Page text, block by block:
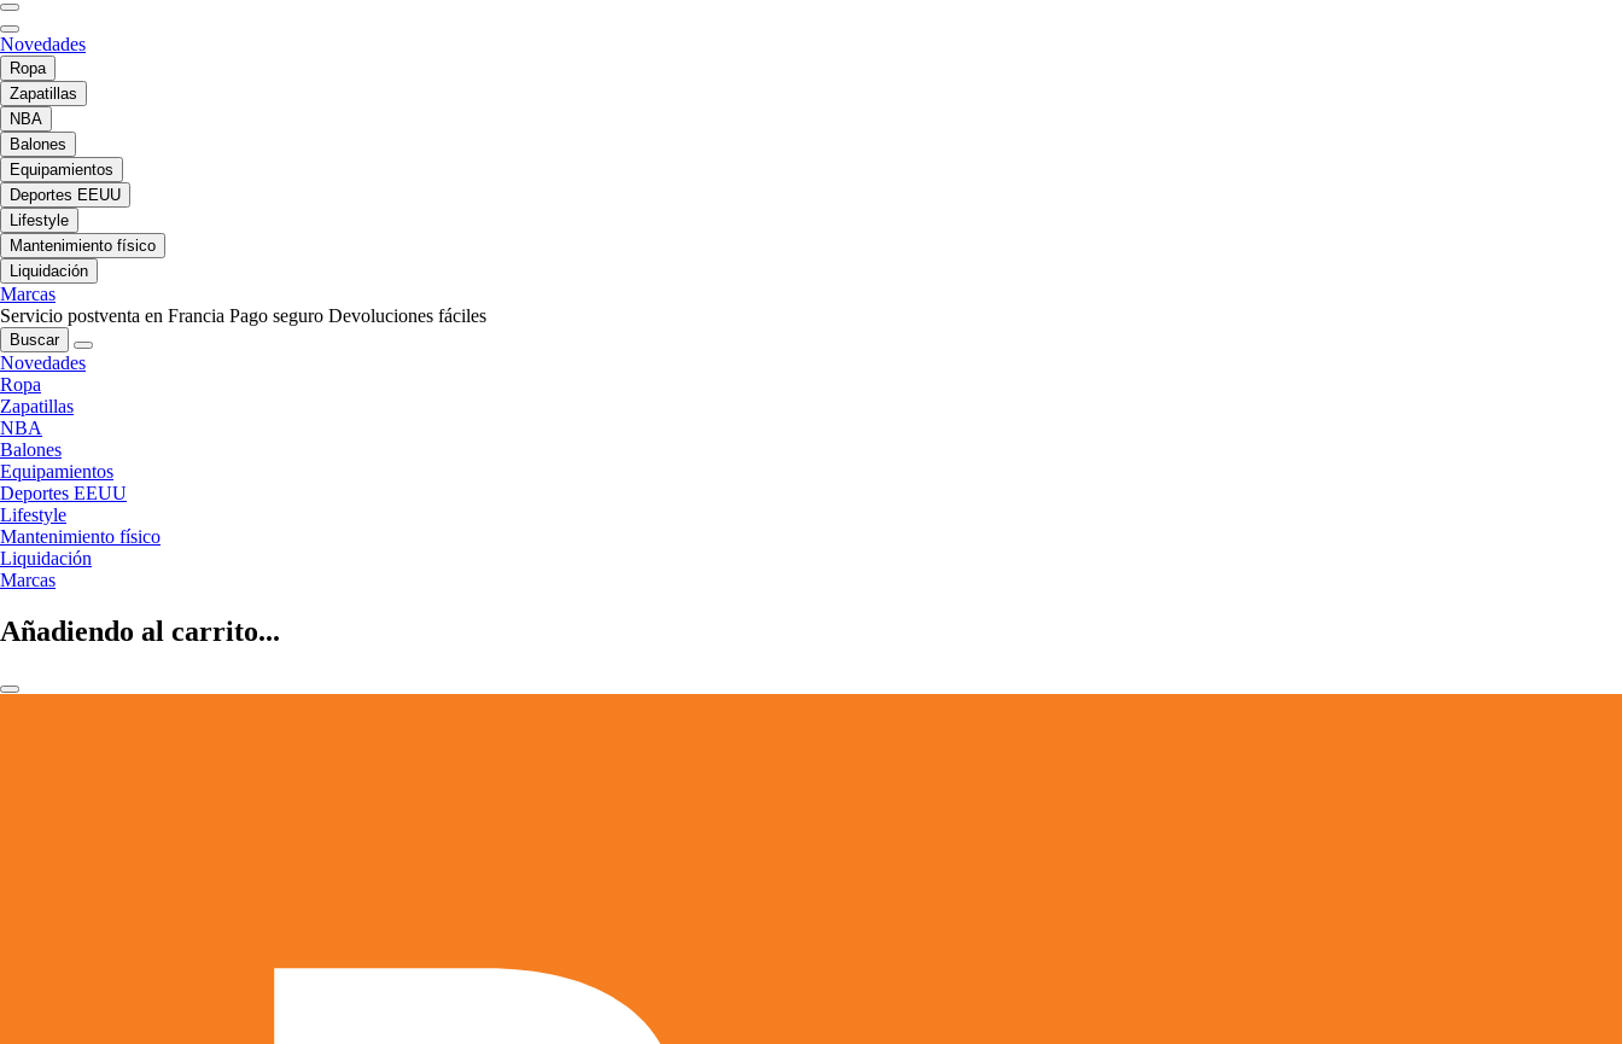
Novedades
Ropa
Zapatillas
NBA
Balones
Equipamientos
Deportes EEUU
Lifestyle
Mantenimiento físico
Liquidación
Marcas
Servicio postventa en Francia Pago seguro Devoluciones fáciles
Buscar
Novedades
Ropa
Zapatillas
NBA
Balones
Equipamientos
Deportes EEUU
Lifestyle
Mantenimiento físico
Liquidación
Marcas
Añadiendo al carrito...